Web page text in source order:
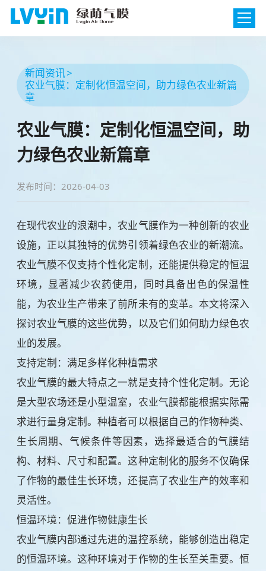
新闻资讯
农业气膜：定制化恒温空间，助力绿色农业新篇
章
农业气膜：定制化恒温空间，助
力绿色农业新篇章
发布时间：2026-04-03
在现代农业的浪潮中，农业气膜作为一种创新的农业
设施，正以其独特的优势引领着绿色农业的新潮流。
农业气膜不仅支持个性化定制，还能提供稳定的恒温
环境，显著减少农药使用，同时具备出色的保温性
能，为农业生产带来了前所未有的变革。本文将深入
探讨农业气膜的这些优势，以及它们如何助力绿色农
业的发展。
支持定制：满足多样化种植需求
农业气膜的最大特点之一就是支持个性化定制。无论
是大型农场还是小型温室，农业气膜都能根据实际需
求进行量身定制。种植者可以根据自己的作物种类、
生长周期、气候条件等因素，选择最适合的气膜结
构、材料、尺寸和配置。这种定制化的服务不仅确保
了作物的最佳生长环境，还提高了农业生产的效率和
灵活性。
恒温环境：促进作物健康生长
农业气膜内部通过先进的温控系统，能够创造出稳定
的恒温环境。这种环境对于作物的生长至关重要。恒